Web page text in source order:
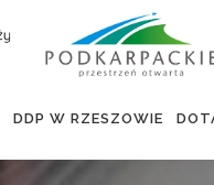
DDP W RZESZOWIE